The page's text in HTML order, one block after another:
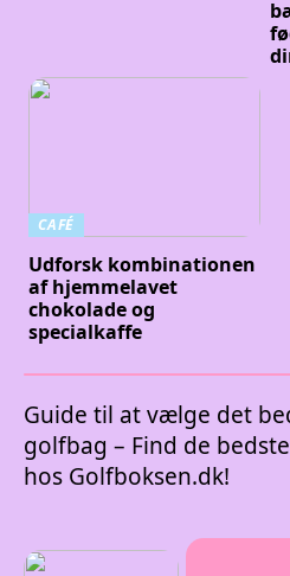
CAFÉ
Udforsk kombinationen
af hjemmelavet
chokolade og
specialkaffe
Guide til at vælge det
golfbag – Find de
hos Golfboksen.dk!